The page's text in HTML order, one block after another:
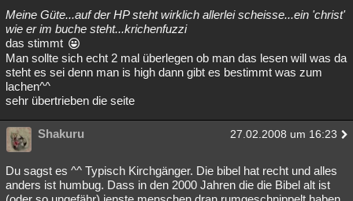
Meine Güte...auf der HP steht wirklich allerlei scheisse...ein 'christ'
wie er im buche steht...krichenfuzzi
das stimmt
Man sollte sich echt 2 mal überlegen ob man das lesen will was da
steht es sei denn man is high dann gibt es bestimmt was zum
lachen^^
sehr übertrieben die seite
Shakuru 27.02.2008 um 16:23
Du sagst es ^^ Typisch Kirchgänger. Die bibel hat recht und alles
anders ist humbug. Dass in den 2000 Jahren die die Bibel alt ist